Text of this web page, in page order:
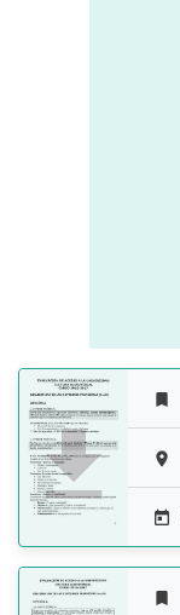




